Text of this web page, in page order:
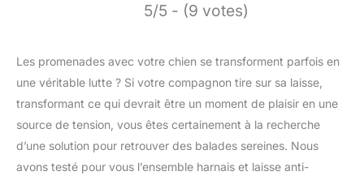
5/5 - (9 votes)
Les promenades avec votre chien se transforment parfois en
une véritable lutte ? Si votre compagnon tire sur sa laisse,
transformant ce qui devrait être un moment de plaisir en une
source de tension, vous êtes certainement à la recherche
d’une solution pour retrouver des balades sereines. Nous
avons testé pour vous l’ensemble harnais et laisse anti-